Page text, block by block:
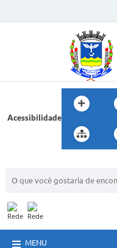
Acessibilidade
MENU